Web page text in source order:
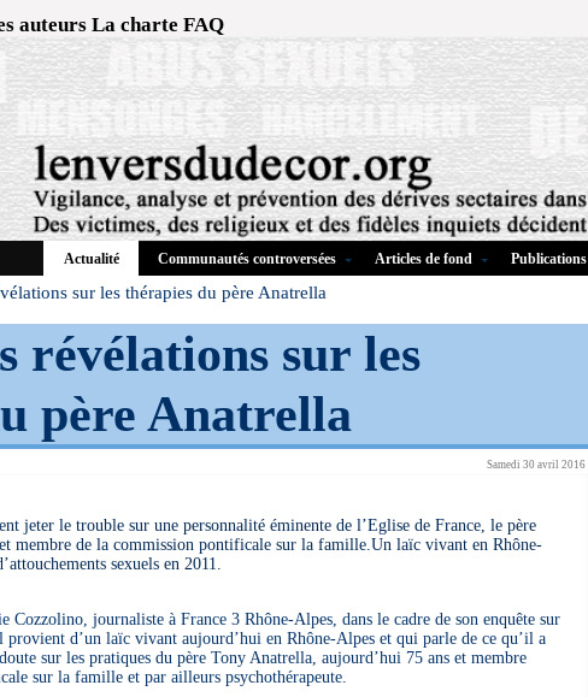
auteurs La charte FAQ
Actualité Communautés controversées Articles de fond Publications
sur les thérapies du père Anatrella
révélations sur les
père Anatrella
Samedi 30 avril 2016
jeter le trouble sur une personnalité éminente de l’Eglise de France, le père
membre de la commission pontificale sur la famille.Un laïc vivant en Rhône-
sexuels en 2011.
journaliste à France 3 Rhône-Alpes, dans le cadre de son enquête sur
d’un laïc vivant aujourd’hui en Rhône-Alpes et qui parle de ce qu’il a
sur les pratiques du père Tony Anatrella, aujourd’hui 75 ans et membre
sur la famille et par ailleurs psychothérapeute.